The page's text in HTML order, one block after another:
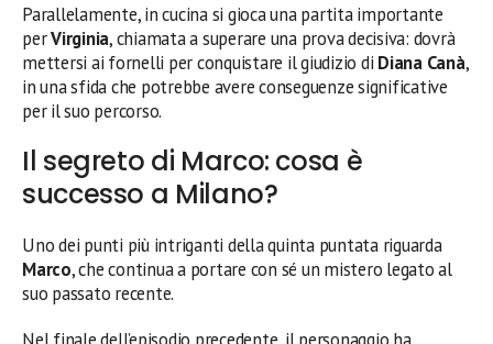
Parallelamente, in cucina si gioca una partita importante
perVirginia, chiamata a superare una prova decisiva: dovrà
mettersi ai fornelli per conquistare il giudizio di Diana Canà,
in una sfida che potrebbe avere conseguenze significative
per il suo percorso.
Il segreto di Marco: cosa è
successo a Milano?
Uno dei punti più intriganti della quinta puntata riguarda
Marco, che continua a portare con sé un mistero legato al
suo passato recente.
Nel finale dell’episodio precedente, il personaggio ha